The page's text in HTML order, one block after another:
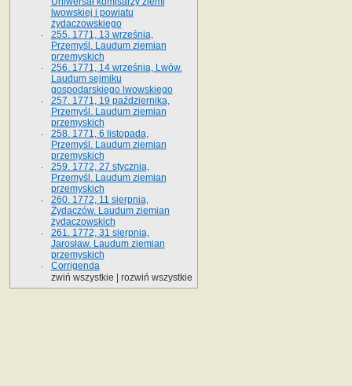
lwowskiej i powiatu
żydaczowskiego
255. 1771, 13 września,
Przemyśl. Laudum ziemian
przemyskich
256. 1771, 14 września, Lwów.
Laudum sejmiku
gospodarskiego lwowskiego
257. 1771, 19 października,
Przemyśl. Laudum ziemian
przemyskich
258. 1771, 6 listopada,
Przemyśl. Laudum ziemian
przemyskich
259. 1772, 27 stycznia,
Przemyśl. Laudum ziemian
przemyskich
260. 1772, 11 sierpnia,
Żydaczów. Laudum ziemian
żydaczowskich
261. 1772, 31 sierpnia,
Jarosław. Laudum ziemian
przemyskich
Corrigenda
zwiń wszystkie
rozwiń wszystkie